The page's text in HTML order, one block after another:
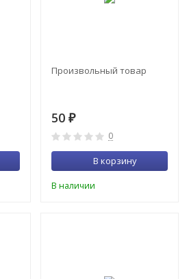
Произвольный товар
50 ₽
0
В корзину
В наличии